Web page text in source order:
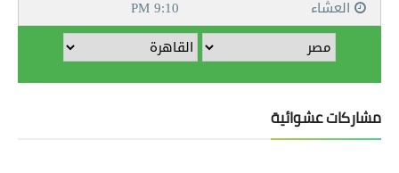
مشاركات عشوائية